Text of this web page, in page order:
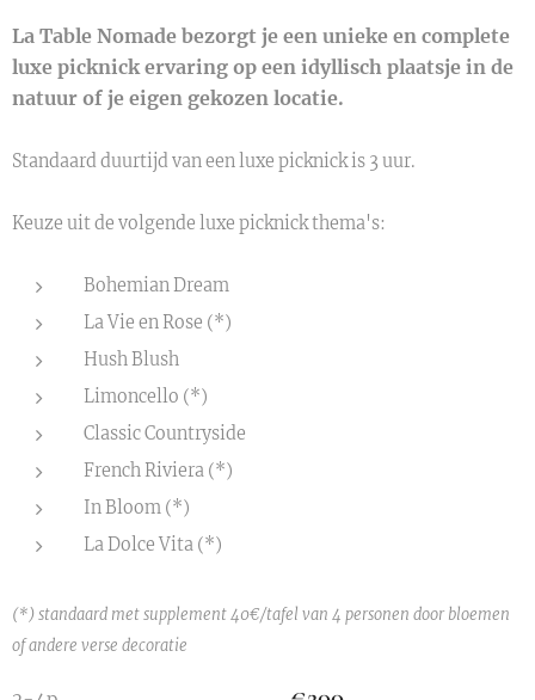
La Table Nomade bezorgt je een unieke en complete
luxe picknick ervaring op een idyllisch plaatsje in de
natuur of je eigen gekozen locatie.
Standaard duurtijd van een luxe picknick is 3 uur.
Keuze uit de volgende luxe picknick thema's:
Bohemian Dream
La Vie en Rose (*)
Hush Blush
Limoncello (*)
Classic Countryside
French Riviera (*)
In Bloom (*)
La Dolce Vita (*)
(*) standaard met supplement 40€/tafel van 4 personen door bloemen
of andere verse decoratie